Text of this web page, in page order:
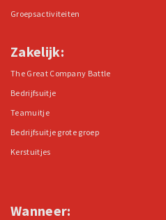
Groepsactiviteiten
Zakelijk:
The Great Company Battle
Bedrijfsuitje
Teamuitje
Bedrijfsuitje grote groep
Kerstuitjes
Wanneer: